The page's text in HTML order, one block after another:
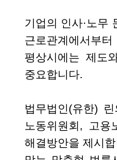
기업의 인사·노무
근로관계에서부
평상시에는 제도
중요합니다.
법무법인(유한)
노동위원회, 고
해결방안을 제시